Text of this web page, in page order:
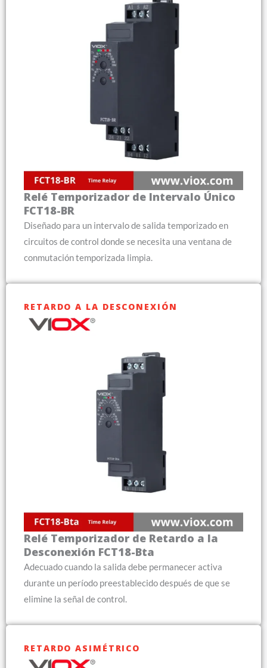
Relé Temporizador de Intervalo Único
FCT18-BR
Diseñado para un intervalo de salida temporizado en
circuitos de control donde se necesita una ventana de
conmutación temporizada limpia.
RETARDO A LA DESCONEXIÓN
Relé Temporizador de Retardo a la
Desconexión FCT18-Bta
Adecuado cuando la salida debe permanecer activa
durante un período preestablecido después de que se
elimine la señal de control.
RETARDO ASIMÉTRICO